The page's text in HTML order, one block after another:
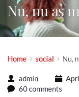
Nu, nu as
Home social Nu,
admin
60 comments